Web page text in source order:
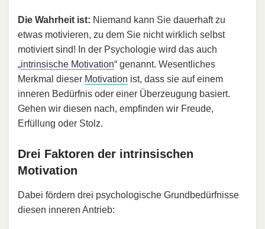
Die Wahrheit ist: Niemand kann Sie dauerhaft zu
etwas motivieren, zu dem Sie nicht wirklich selbst
motiviert sind! In der Psychologie wird das auch
„intrinsische Motivation“ genannt. Wesentliches
Merkmal dieser Motivation ist, dass sie auf einem
inneren Bedürfnis oder einer Überzeugung basiert.
Gehen wir diesen nach, empfinden wir Freude,
Erfüllung oder Stolz.
Drei Faktoren der intrinsischen
Motivation
Dabei fördern drei psychologische Grundbedürfnisse
diesen inneren Antrieb: